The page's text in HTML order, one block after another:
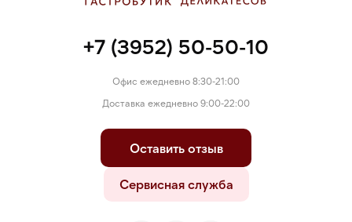
+7 (3952) 50-50-10
Офис ежедневно 8:30-21:00
Доставка ежедневно 9:00-22:00
Оставить отзыв
Сервисная служба